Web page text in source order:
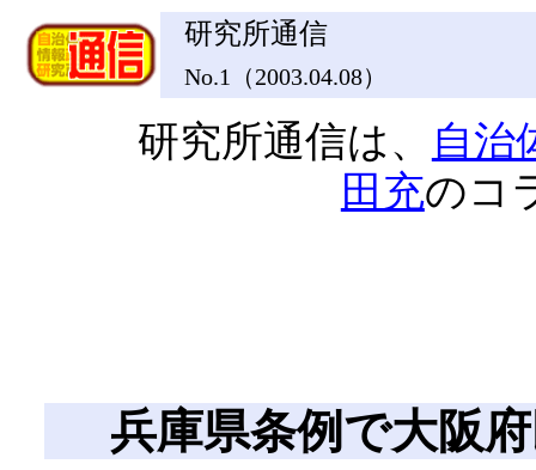
研究所通信
No.1（2003.04.08）
研究所通信は、
自治
田充のコ
兵庫県条例で大阪